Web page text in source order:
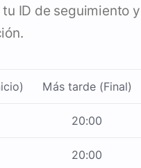
ID de seguimiento y
Más tarde (Final)
20:00
20:00